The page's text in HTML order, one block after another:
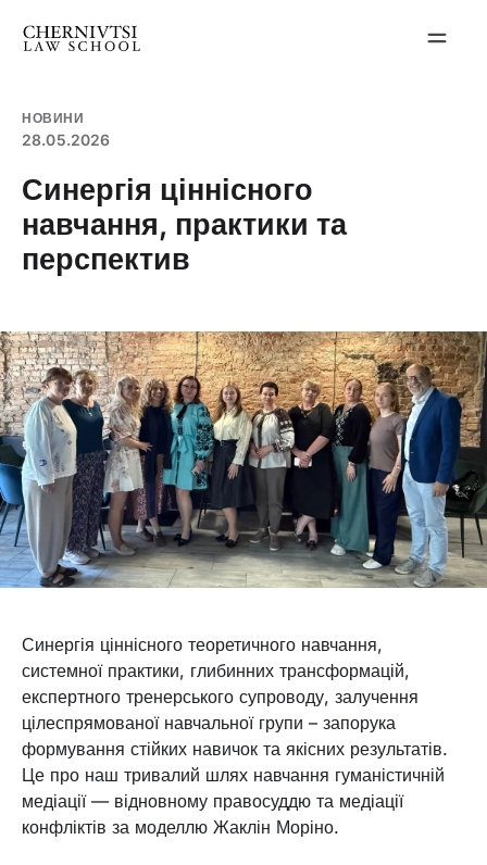
НОВИНИ
28.05.2026
Синергія ціннісного
навчання, практики та
перспектив
Синергія ціннісного теоретичного навчання,
системної практики, глибинних трансформацій,
експертного тренерського супроводу, залучення
цілеспрямованої навчальної групи – запорука
формування стійких навичок та якісних результатів.
Це про наш тривалий шлях навчання гуманістичній
медіації — відновному правосуддю та медіації
конфліктів за моделлю Жаклін Моріно.